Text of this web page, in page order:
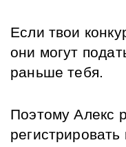
Если твои
они могут
раньше тебя.
Поэтому Алекс